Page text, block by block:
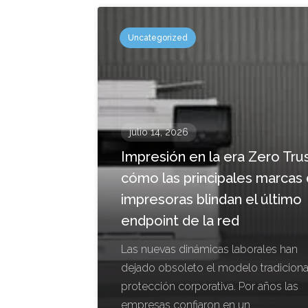
Uncategorized
julio 14, 2026
Impresión en la era Zero
cómo las principales marcas
impresoras blindan el último
endpoint de la red
Las nuevas dinámicas laborales han
dejado obsoleto el modelo
protección corporativa. Por años las
empresas confiaron en un